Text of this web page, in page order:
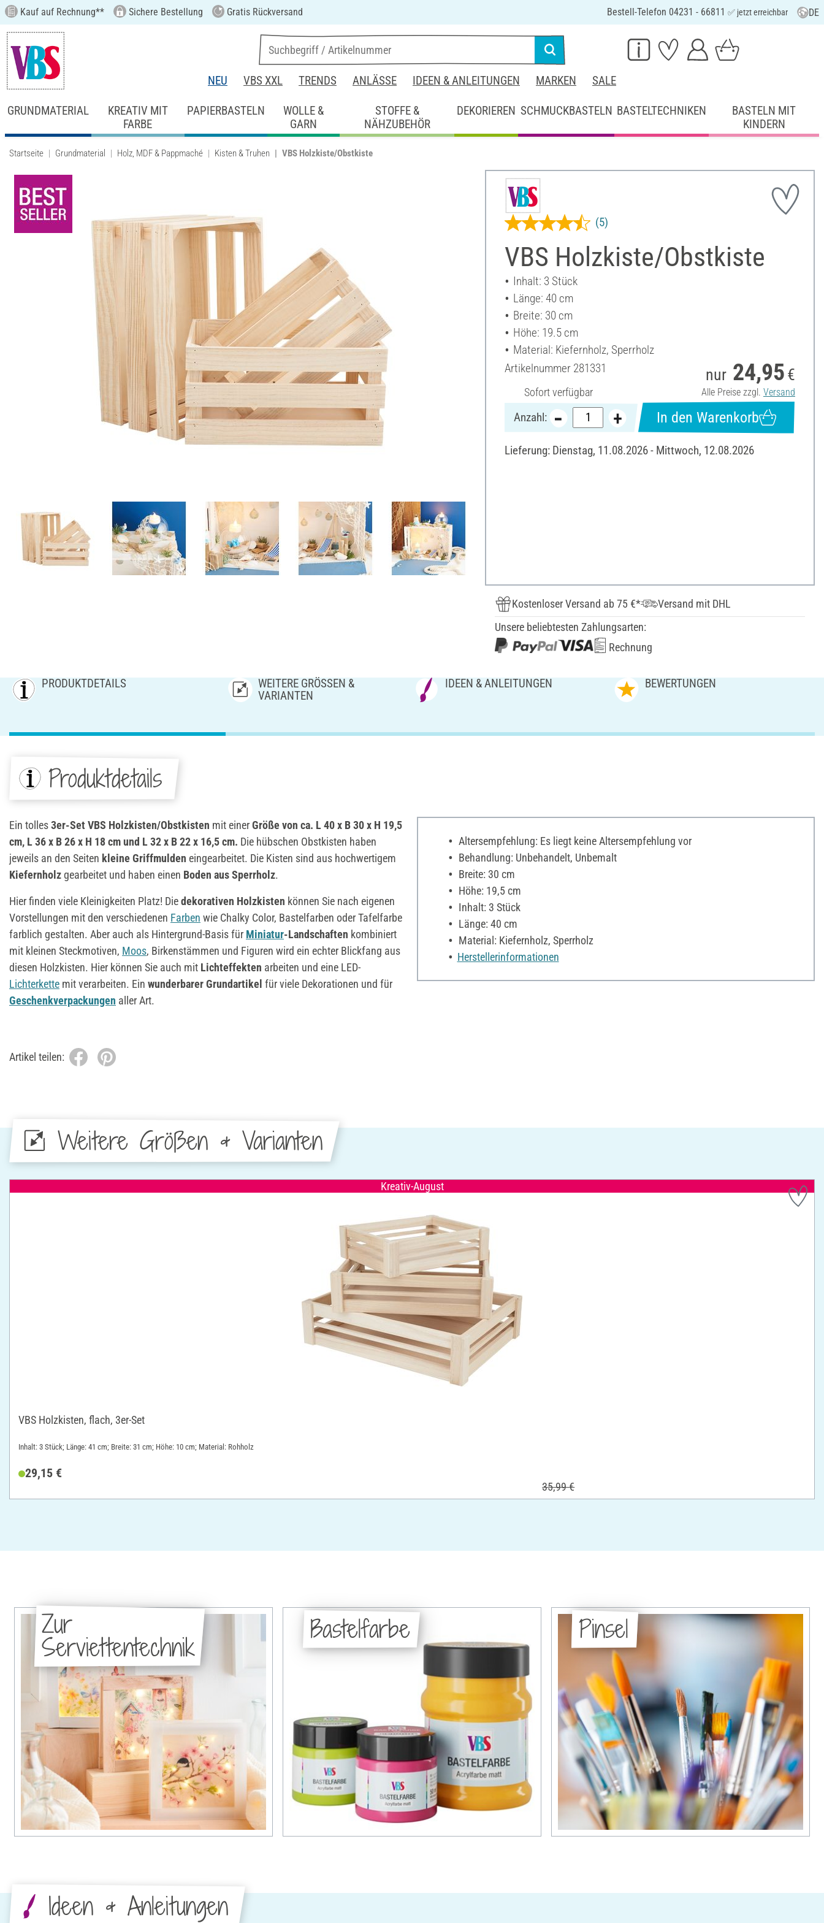
Kauf auf Rechnung** Sichere Bestellung Gratis Rückversand Bestell-Telefon 04231 - 66811 ✅ jetzt erreichbar DE
NEU VBS XXL TRENDS ANLÄSSE IDEEN & ANLEITUNGEN MARKEN SALE
GRUNDMATERIAL
KREATIV MIT
FARBE
PAPIERBASTELN
WOLLE &
GARN
STOFFE &
NÄHZUBEHÖR
DEKORIEREN SCHMUCKBASTELN BASTELTECHNIKEN
BASTELN MIT
KINDERN
Startseite Grundmaterial Holz, MDF & Pappmaché Kisten & Truhen VBS Holzkiste/Obstkiste
VBS Holzkiste/Obstkiste
(5)
Inhalt: 3 Stück
Länge: 40 cm
Breite: 30 cm
Höhe: 19.5 cm
Material: Kiefernholz, Sperrholz
Artikelnummer 281331
Sofort verfügbar
nur 24,95 €
Alle Preise zzgl. Versand
Anzahl: In den Warenkorb
Lieferung: Dienstag, 11.08.2026 - Mittwoch, 12.08.2026
Kostenloser Versand ab 75 €*
Versand mit DHL
Unsere beliebtesten Zahlungsarten:
Rechnung
PRODUKTDETAILS
WEITERE GRÖSSEN & V
ARIANTEN
IDEEN & ANLEITUNGEN BEWERTUNGEN
Produktdetails
Ein tolles3er-Set VBS Holzkisten/Obstkisten mit einerGröße von ca. L 40 x B 30 x H 19,5
cm, L 36 x B 26 x H 18 cm und L 32 x B 22 x 16,5 cm. Die hübschen Obstkisten haben
jeweils an den Seiten kleine Griffmulden eingearbeitet. Die Kisten sind aus hochwertigem
Kiefernholzgearbeitet und haben einen Boden aus Sperrholz.
Hier finden viele Kleinigkeiten Platz! Diedekorativen Holzkisten können Sie nach eigenen
Vorstellungen mit den verschiedenen Farben wie Chalky Color, Bastelfarben oder Tafelfarbe
farblich gestalten. Aber auch als Hintergrund-Basis für Miniatur-Landschaften kombiniert
mit kleinen Steckmotiven, Moos, Birkenstämmen und Figuren wird ein echter Blickfang aus
diesen Holzkisten. Hier können Sie auch mit Lichteffekten arbeiten und eine LED-
Lichterkette mit verarbeiten. Ein wunderbarer Grundartikel für viele Dekorationen und für
Geschenkverpackungen aller Art.
Altersempfehlung: Es liegt keine Altersempfehlung vor
Behandlung: Unbehandelt, Unbemalt
Breite: 30 cm
Höhe: 19,5 cm
Inhalt: 3 Stück
Länge: 40 cm
Material: Kiefernholz, Sperrholz
Herstellerinformationen
Artikel teilen:
Weitere Größen & Varianten
Kreativ-August
VBS Holzkisten, flach, 3er-Set
Inhalt: 3 Stück; Länge: 41 cm; Breite: 31 cm; Höhe: 10 cm; Material: Rohholz
29,15 €
35,99 €
Zur
Serviettentechnik
Bastelfarbe Pinsel
Ideen & Anleitungen